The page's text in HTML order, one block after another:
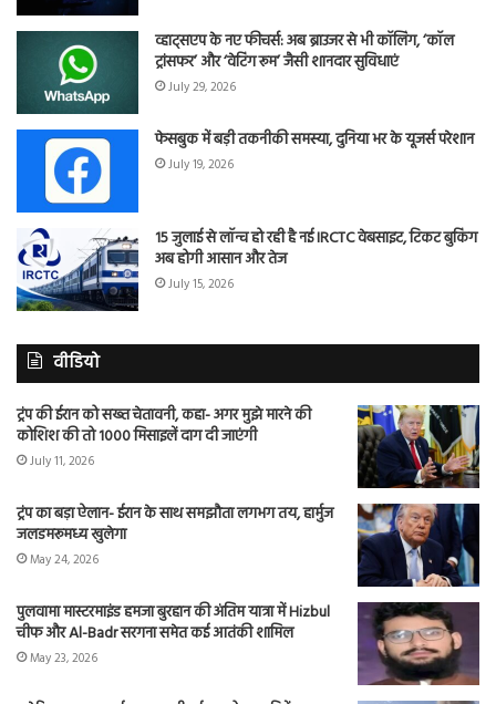
व्हाट्सएप के नए फीचर्स: अब ब्राउजर से भी कॉलिंग, ‘कॉल
ट्रांसफर’ और ‘वेटिंग रूम’ जैसी शानदार सुविधाएं
July 29, 2026
फेसबुक में बड़ी तकनीकी समस्या, दुनिया भर के यूजर्स परेशान
July 19, 2026
15 जुलाई से लॉन्च हो रही है नई IRCTC वेबसाइट, टिकट बुकिंग
अब होगी आसान और तेज
July 15, 2026
वीडियो
ट्रंप की ईरान को सख्त चेतावनी, कहा- अगर मुझे मारने की
कोशिश की तो 1000 मिसाइलें दाग दी जाएंगी
July 11, 2026
ट्रंप का बड़ा ऐलान- ईरान के साथ समझौता लगभग तय, हार्मुज
जलडमरूमध्य खुलेगा
May 24, 2026
पुलवामा मास्टरमाइंड हमजा बुरहान की अंतिम यात्रा में Hizbul
चीफ और Al-Badr सरगना समेत कई आतंकी शामिल
May 23, 2026